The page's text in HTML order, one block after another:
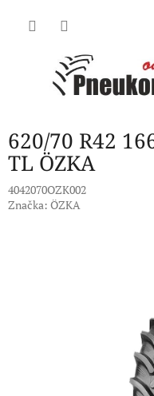
620/70 R42
TL ÖZKA
4042070OZK002
Značka: ÖZKA